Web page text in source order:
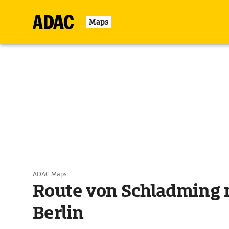
Maps
ADAC Maps
Route von Schladming
Berlin